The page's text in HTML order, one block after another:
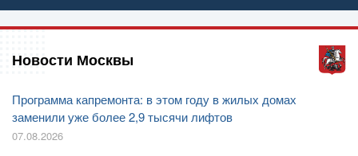
Новости Москвы
Программа капремонта: в этом году в жилых домах
заменили уже более 2,9 тысячи лифтов
07.08.2026